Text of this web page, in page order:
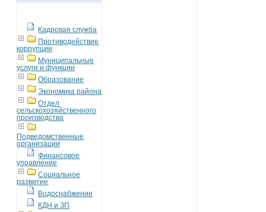
Кадровая служба
Противодействие
коррупции
Муниципальные
услуги и функции
Образование
Экономика района
Отдел
сельскохозяйственного
производства
Подведомственные
организации
Финансовое
управление
Социальное
развитие
Водоснабжение
КДН и ЗП